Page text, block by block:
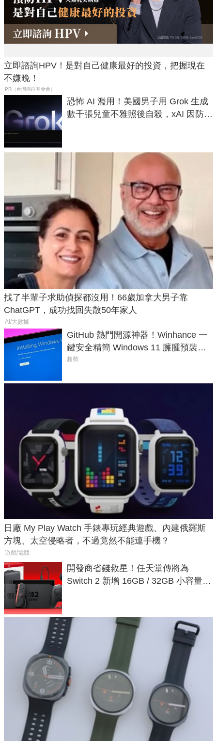
立即諮詢HPV！是對自己健康最好的投資，把握現在
不嫌晚！
PR（台灣癌症基金會）
恐怖 AI 濫用！美國男子用 Grok 生成
數千張兒童不雅照後自殺，xAI 因防護
找了半輩子求助偵探都沒用！66歲加拿大男子靠
ChatGPT，成功找回失散50年家人
AI/大數據
GitHub 熱門開源神器！Winhance 一
鍵安全精簡 Windows 11 臃腫預裝軟
體與後台追蹤
趨勢
日廠 My Play Watch 手錶專玩經典遊戲、內建俄羅斯
方塊、太空侵略者，不過竟然不能連手機？
遊戲/電競
開發商省錢救星！任天堂傳將為
Switch 2 新增 16GB / 32GB 小容量遊